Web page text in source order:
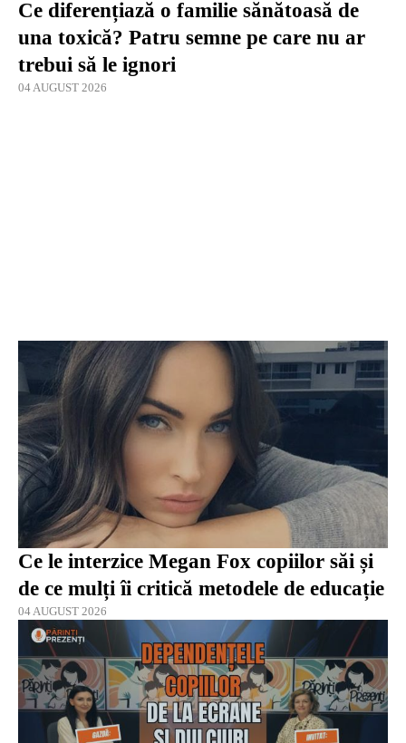
Ce diferențiază o familie sănătoasă de
una toxică? Patru semne pe care nu ar
trebui să le ignori
04 AUGUST 2026
Ce le interzice Megan Fox copiilor săi și
de ce mulți îi critică metodele de educație
04 AUGUST 2026